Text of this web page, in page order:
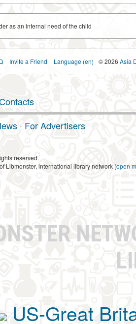
as an internal need of the child
Invite a Friend Language (en) © 2026 Asia
· For Advertisers
reserved.
Libmonster, international library network (open
US-Great